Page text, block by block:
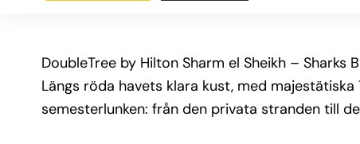
För dig som gillar rörelse eller välmående finns
spa med massage och ett professionellt
Tennis, strandpromenader eller snorkling bland
DoubleTree by Hilton Sharm el Sheikh – Sharks
Längs röda havets klara kust, med
semesterlunken: från den privata stranden till